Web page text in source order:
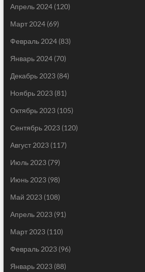
Апрель 2024(120)
Март 2024(69)
Февраль 2024(83)
Январь 2024(70)
Декабрь 2023(84)
Ноябрь 2023(81)
Октябрь 2023(105)
Сентябрь 2023(120)
Август 2023(117)
Июль 2023(79)
Июнь 2023(98)
Май 2023(108)
Апрель 2023(91)
Март 2023(110)
Февраль 2023(96)
Январь 2023(88)